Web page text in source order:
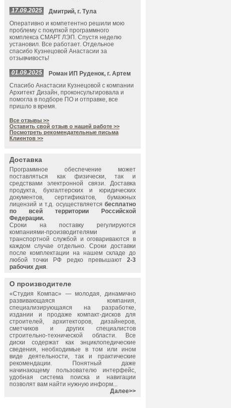
17.09.2025
Дмитрий, г. Тула
Оперативно и компетентно решили мою
проблему с покупкой программного
комплекса СМАРТ ЛЭП. Спустя неделю
установил. Все работает. Отдельное
спасибо Кузнецовой Анастасии за
отзывчивость!
01.09.2025
Роман ИП Руденок, г. Артем
Спасибо Анастасии Кузнецовой с компании
Архитект Дизайн, проконсультировала и
помогла в подборе ПО и отправке, все
пришло в время.
Все отзывы >>
Оставить свой отзыв о нашей работе >>
Посмотреть рекомендательные письма
Клиентов >>
Доставка
Программное обеспечение может
поставляться как физически, так и
средствами электронной связи. Доставка
продукта, бухгалтерских и юридических
документов, сертификатов, бумажных
лицензий и т.д. осуществляется бесплатно
по всей территории Российской
Федерации.
Сроки на поставку регулируются
компаниями-производителями и
транспортной службой и оговариваются в
каждом случае отдельно. Сроки доставки
после комплектации на нашем складе до
любой точки РФ редко превышают 2-3
рабочих дня.
О производителе
«Студия Компас» — молодая, динамично
развивающаяся компания,
специализирующаяся на разработке,
издании и продаже компакт-дисков для
строителей, архитекторов, дизайнеров,
сметчиков и других специалистов
строительно-технической области. Все
диски содержат как энциклопедические
сведения, необходимые в том или ином
виде деятельности, так и практические
рекомендации. Понятный даже
начинающему пользователю интерфейс,
удобная система поиска и навигации
позволят вам найти нужную информ...
Далее>>